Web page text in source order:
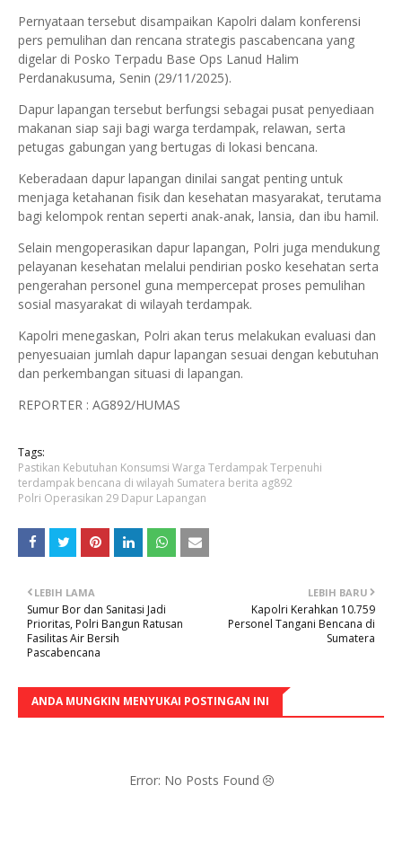
Pernyataan tersebut disampaikan Kapolri dalam konferensi
pers pemulihan dan rencana strategis pascabencana yang
digelar di Posko Terpadu Base Ops Lanud Halim
Perdanakusuma, Senin (29/11/2025).
Dapur lapangan tersebut berfungsi sebagai pusat penyediaan
makanan siap saji bagi warga terdampak, relawan, serta
petugas gabungan yang bertugas di lokasi bencana.
Keberadaan dapur lapangan dinilai sangat penting untuk
menjaga ketahanan fisik dan kesehatan masyarakat, terutama
bagi kelompok rentan seperti anak-anak, lansia, dan ibu hamil.
Selain mengoperasikan dapur lapangan, Polri juga mendukung
pelayanan kesehatan melalui pendirian posko kesehatan serta
pengerahan personel guna mempercepat proses pemulihan
sosial masyarakat di wilayah terdampak.
Kapolri menegaskan, Polri akan terus melakukan evaluasi dan
penyesuaian jumlah dapur lapangan sesuai dengan kebutuhan
dan perkembangan situasi di lapangan.
REPORTER : AG892/HUMAS
Tags:
Pastikan Kebutuhan Konsumsi Warga Terdampak Terpenuhi
terdampak bencana di wilayah Sumatera berita ag892
Polri Operasikan 29 Dapur Lapangan
LEBIH BARU
Kapolri Kerahkan 10.759
Personel Tangani Bencana di
Sumatera
LEBIH LAMA
Sumur Bor dan Sanitasi Jadi
Prioritas, Polri Bangun Ratusan
Fasilitas Air Bersih
Pascabencana
ANDA MUNGKIN MENYUKAI POSTINGAN INI
Error: No Posts Found